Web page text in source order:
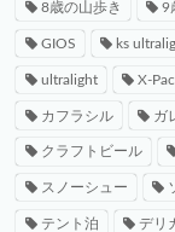
8歳の山歩き 9
GIOS ks
ultralight X-Pac
カフラシル ガ
クラフトビール
スノーシュー
テント泊 デリ